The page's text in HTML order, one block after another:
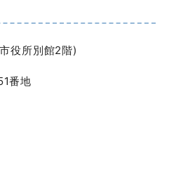
役所別館2階)
番地